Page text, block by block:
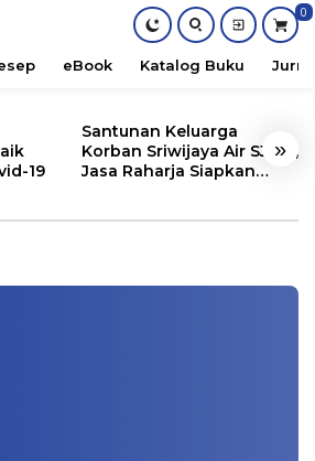
0
eBook Katalog Buku
»
19
Santunan Keluarga
Korban Sriwijaya Air SJ182,
Jasa Raharja Siapkan
Vit. C, Jeruk?